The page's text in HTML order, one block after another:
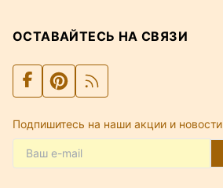
ОСТАВАЙТЕСЬ НА СВЯЗИ
Подпишитесь на наши акции и новости